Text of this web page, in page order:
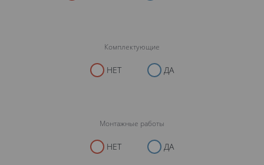
Комплектующие
НЕТ ДА
Монтажные работы
НЕТ ДА